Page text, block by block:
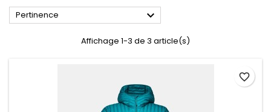
Pertinence 
Affichage 1-3 de 3 article(s)
favorite_border